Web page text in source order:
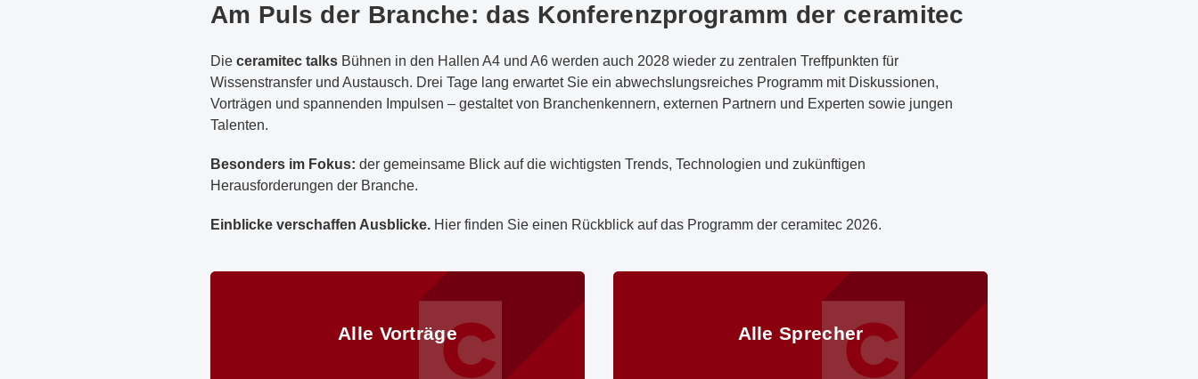
Am Puls der Branche: das Konferenzprogramm der ceramitec
Die ceramitec talks Bühnen in den Hallen A4 und A6 werden auch 2028 wieder zu zentralen Treffpunkten für
Wissenstransfer und Austausch. Drei Tage lang erwartet Sie ein abwechslungsreiches Programm mit Diskussionen,
Vorträgen und spannenden Impulsen – gestaltet von Branchenkennern, externen Partnern und Experten sowie jungen
Talenten.
Besonders im Fokus: der gemeinsame Blick auf die wichtigsten Trends, Technologien und zukünftigen
Herausforderungen der Branche.
Einblicke verschaffen Ausblicke. Hier finden Sie einen Rückblick auf das Programm der ceramitec 2026.
Alle Vorträge
Alle Vorträge
Alle Sprecher
Alle Sprecher